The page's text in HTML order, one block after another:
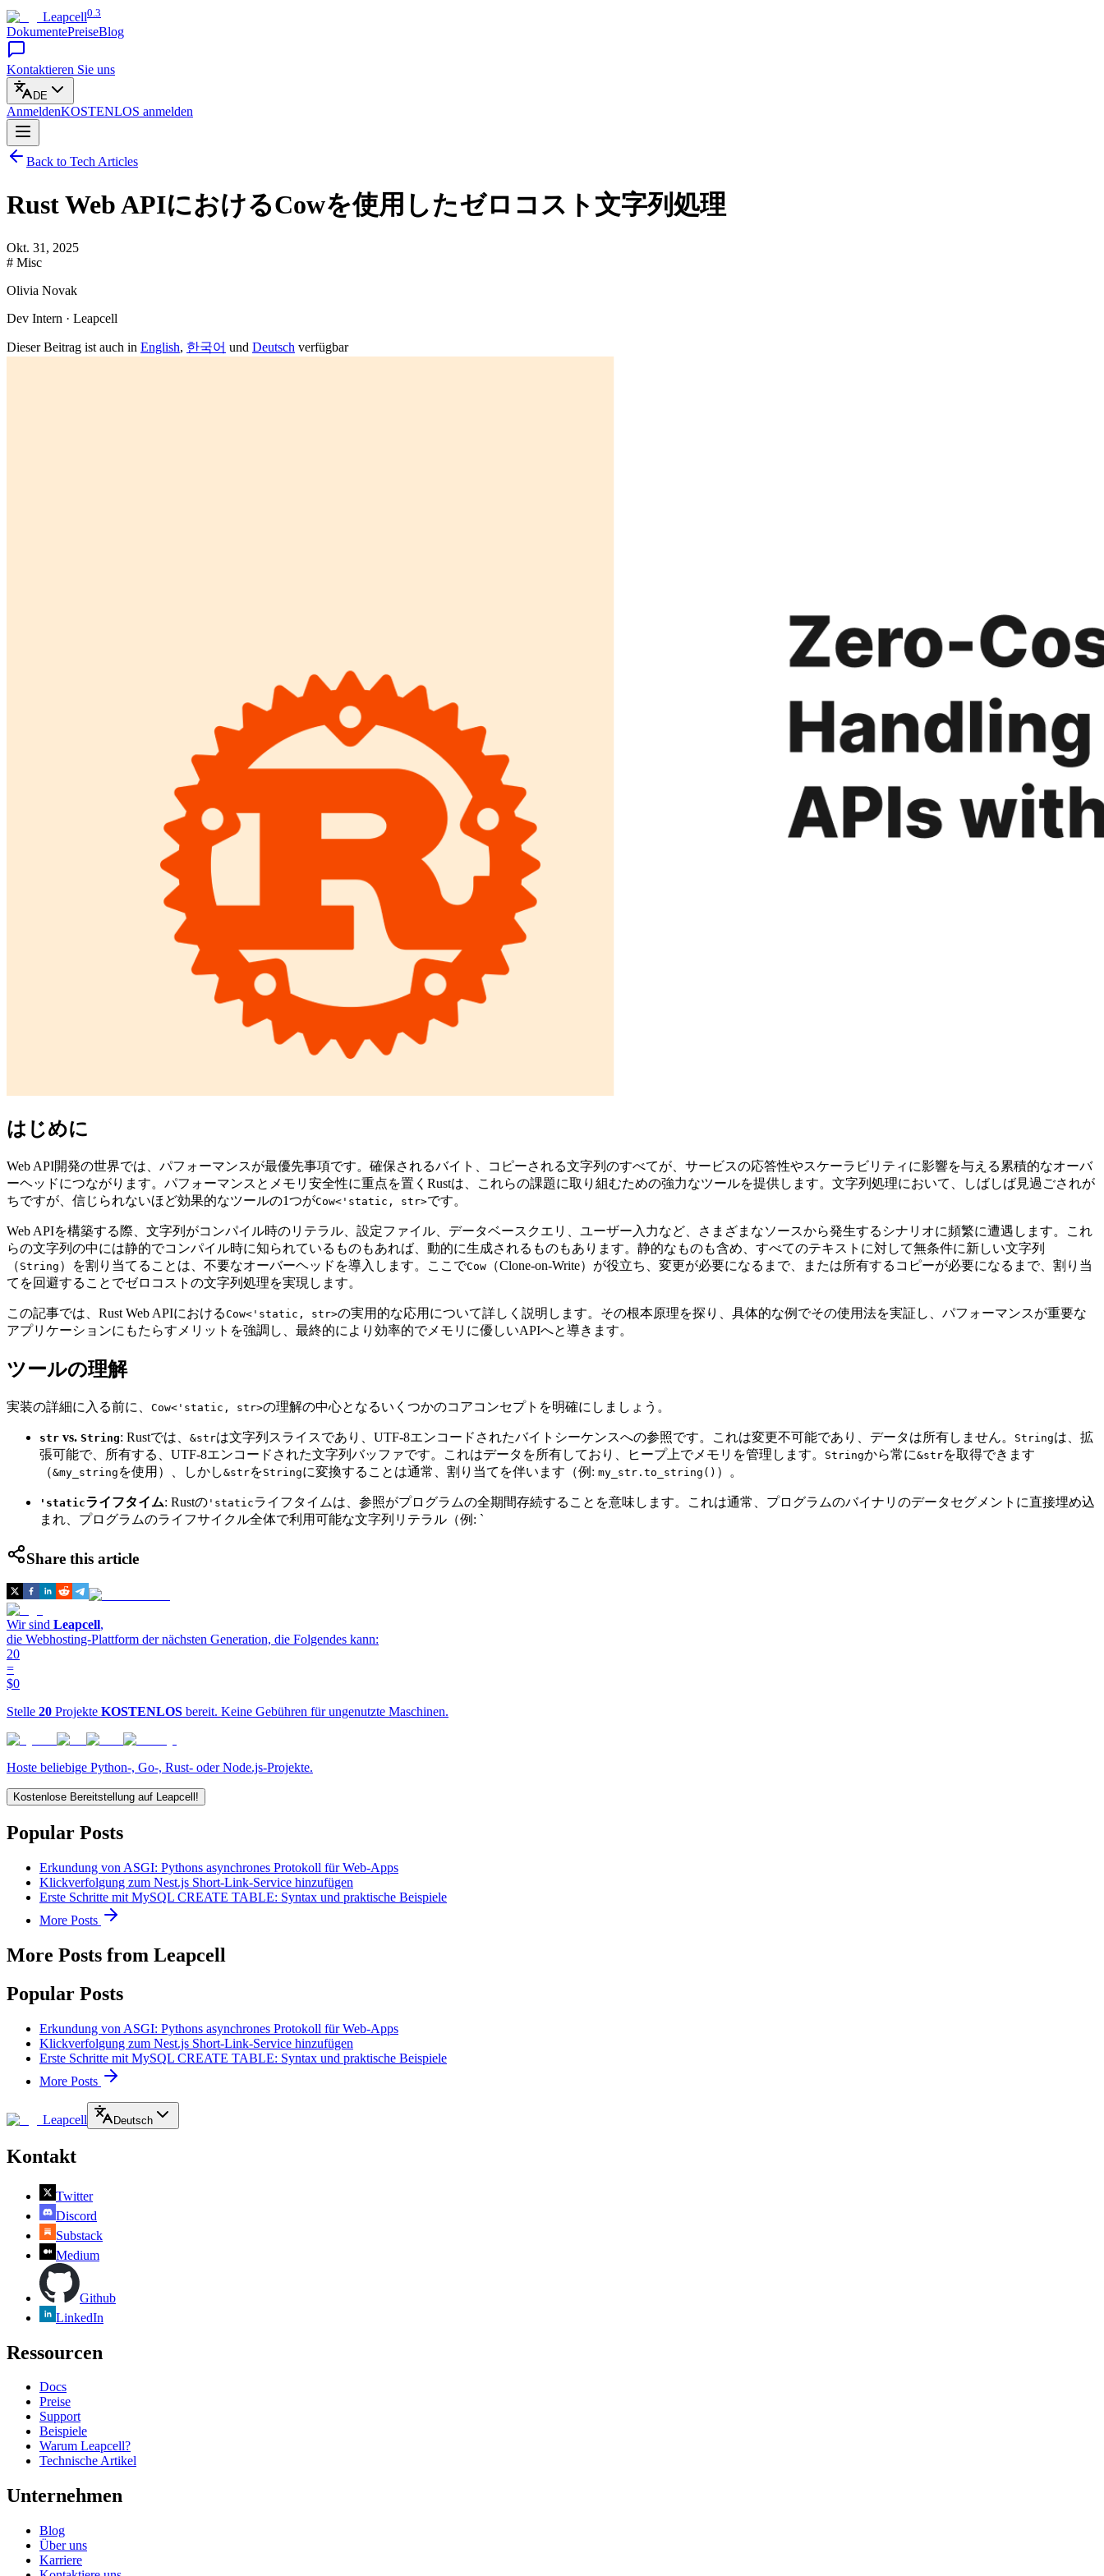
Leapcell0.3
DokumentePreiseBlog
Kontaktieren Sie uns
DE
AnmeldenKOSTENLOS anmelden
Back to Tech Articles
Rust Web APIにおけるCowを使用したゼロコスト文字列処理
Okt. 31, 2025
# Misc
Olivia Novak
Dev Intern · Leapcell
Dieser Beitrag ist auch in English, 한국어 und Deutsch verfügbar
はじめに
Web API開発の世界では、パフォーマンスが最優先事項です。確保されるバイト、コピーされる文字列のすべてが、サービスの応答性やスケーラビリティに影響を与える累積的なオーバ
ーヘッドにつながります。パフォーマンスとメモリ安全性に重点を置くRustは、これらの課題に取り組むための強力なツールを提供します。文字列処理において、しばしば見過ごされが
ちですが、信じられないほど効果的なツールの1つがCow<'static, str>です。
Web APIを構築する際、文字列がコンパイル時のリテラル、設定ファイル、データベースクエリ、ユーザー入力など、さまざまなソースから発生するシナリオに頻繁に遭遇します。これ
らの文字列の中には静的でコンパイル時に知られているものもあれば、動的に生成されるものもあります。静的なものも含め、すべてのテキストに対して無条件に新しい文字列
（ String ）を割り当てることは、不要なオーバーヘッドを導入します。ここでCow （Clone-on-Write）が役立ち、変更が必要になるまで、または所有するコピーが必要になるまで、割り当
てを回避することでゼロコストの文字列処理を実現します。
この記事では、Rust Web APIにおけるCow<'static, str>の実用的な応用について詳しく説明します。その根本原理を探り、具体的な例でその使用法を実証し、パフォーマンスが重要な
アプリケーションにもたらすメリットを強調し、最終的により効率的でメモリに優しいAPIへと導きます。
ツールの理解
実装の詳細に入る前に、 Cow<'static, str>の理解の中心となるいくつかのコアコンセプトを明確にしましょう。
str vs. String: Rustでは、 &strは文字列スライスであり、UTF-8エンコードされたバイトシーケンスへの参照です。これは変更不可能であり、データは所有しません。 Stringは、拡
張可能で、所有する、UTF-8エンコードされた文字列バッファです。これはデータを所有しており、ヒープ上でメモリを管理します。
Stringから常に&strを取得できます
（&my_string を使用）、しかし&strをStringに変換することは通常、割り当てを伴います（例: my_str.to_string() ）。
'staticライフタイム: Rustの 'staticライフタイムは、参照がプログラムの全期間存続することを意味します。これは通常、プログラムのバイナリのデータセグメントに直接埋め込
まれ、プログラムのライフサイクル全体で利用可能な文字列リテラル（例: `
Share this article
Wir sind Leapcell,
die Webhosting-Plattform der nächsten Generation, die Folgendes kann:
20
=
$0
Stelle 20 Projekte KOSTENLOS bereit. Keine Gebühren für ungenutzte Maschinen.
Hoste beliebige Python-, Go-, Rust- oder Node.js-Projekte.
Kostenlose Bereitstellung auf Leapcell!
Popular Posts
Erkundung von ASGI: Pythons asynchrones Protokoll für Web-Apps
Klickverfolgung zum Nest.js Short-Link-Service hinzufügen
Erste Schritte mit MySQL CREATE TABLE: Syntax und praktische Beispiele
More Posts
More Posts from Leapcell
Popular Posts
Erkundung von ASGI: Pythons asynchrones Protokoll für Web-Apps
Klickverfolgung zum Nest.js Short-Link-Service hinzufügen
Erste Schritte mit MySQL CREATE TABLE: Syntax und praktische Beispiele
More Posts
Leapcell Deutsch
Kontakt
Twitter
Discord
Substack
Medium
Github
LinkedIn
Ressourcen
Docs
Preise
Support
Beispiele
Warum Leapcell?
Technische Artikel
Unternehmen
Blog
Über uns
Karriere